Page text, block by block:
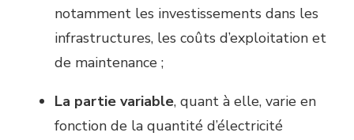
notamment les investissements dans les
infrastructures, les coûts d’exploitation et
de maintenance ;
La partie variable, quant à elle, varie en
fonction de la quantité d’électricité